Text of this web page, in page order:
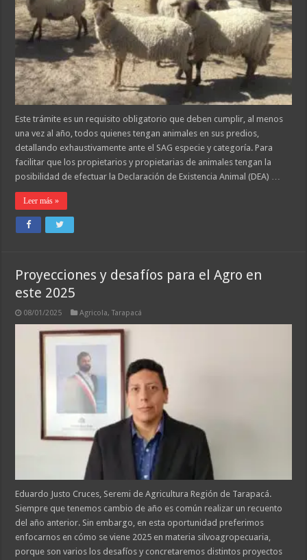
Este trámite es un requisito obligatorio que deben cumplir, al menos
una vez al año, todos quienes tengan animales en sus predios,
detallando exhaustivamente ante el SAG especie y categoría. Para
facilitar que los propietarios y propietarias de animales tengan la
posibilidad de efectuar la Declaración de Existencia Animal (DEA) …
Leer más »
Proyecciones y desafíos para el Agro en
este 2025
08/01/2025 Agricola,Tarapacá
Eduardo Justo Cruces, Seremi de Agricultura Región de Tarapacá.
Siempre que tenemos cambio de año es común realizar un recuento
del año anterior. Sin embargo, en esta oportunidad preferimos
enfocarnos en cómo se viene 2025 en materia silvoagropecuaria,
porque son varios los desafíos y concretaremos distintos proyectos